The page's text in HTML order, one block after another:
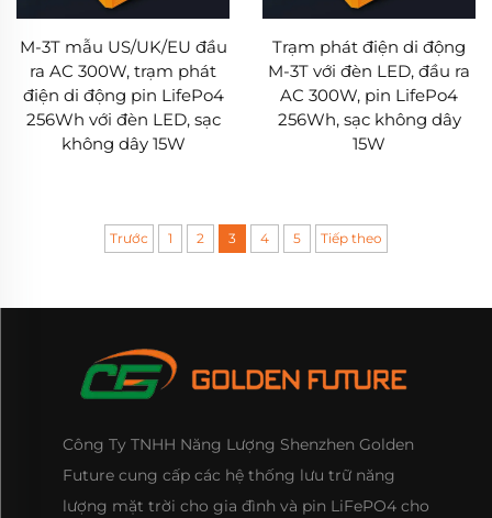
M-3T mẫu US/UK/EU đầu
ra AC 300W, trạm phát
điện di động pin LifePo4
256Wh với đèn LED, sạc
không dây 15W
Trạm phát điện di động
M-3T với đèn LED, đầu ra
AC 300W, pin LifePo4
256Wh, sạc không dây
15W
Trước 1 2 3 4 5 Tiếp theo
Công Ty TNHH Năng Lượng Shenzhen Golden
Future cung cấp các hệ thống lưu trữ năng
lượng mặt trời cho gia đình và pin LiFePO4 cho